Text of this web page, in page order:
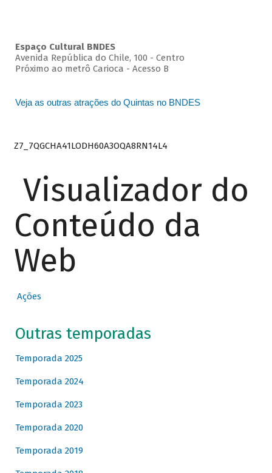
Espaço Cultural BNDES
Avenida República do Chile, 100 - Centro
Próximo ao metrô Carioca - Acesso B
Veja as outras atrações do Quintas no BNDES
Z7_7QGCHA41LODH60A3OQA8RN14L4
Visualizador do
Conteúdo da
Web
Ações
Outras temporadas
Temporada 2025
Temporada 2024
Temporada 2023
Temporada 2020
Temporada 2019